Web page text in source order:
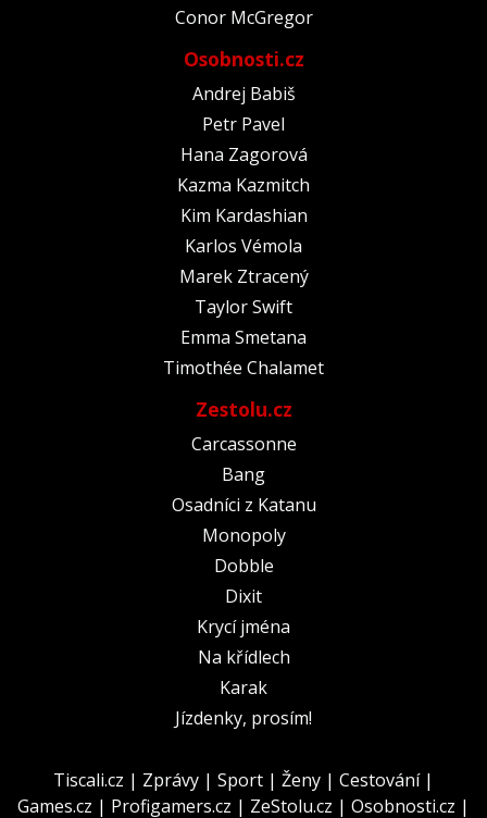
Conor McGregor
Osobnosti.cz
Andrej Babiš
Petr Pavel
Hana Zagorová
Kazma Kazmitch
Kim Kardashian
Karlos Vémola
Marek Ztracený
Taylor Swift
Emma Smetana
Timothée Chalamet
Zestolu.cz
Carcassonne
Bang
Osadníci z Katanu
Monopoly
Dobble
Dixit
Krycí jména
Na křídlech
Karak
Jízdenky, prosím!
Tiscali.cz | Zprávy | Sport | Ženy | Cestování|
Games.cz | Profigamers.cz | ZeStolu.cz | Osobnosti.cz |